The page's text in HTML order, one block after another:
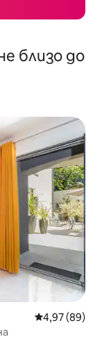
близо до
Средна
4,97 (89)